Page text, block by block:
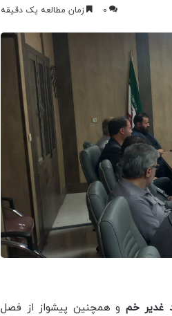
0 زمان مطالعه یک دقیقه
غدیر خم و همچنین پیشواز از فصل